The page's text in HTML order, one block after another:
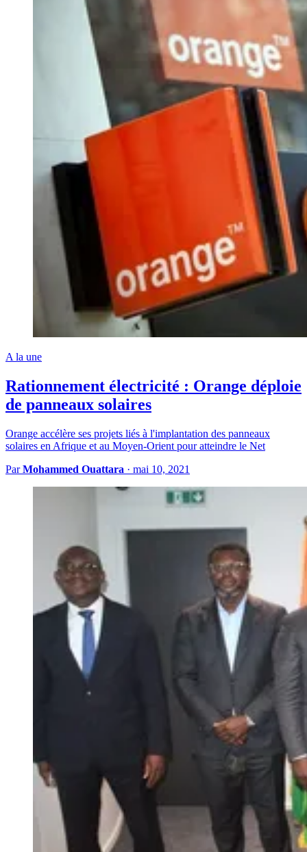
A la une
Rationnement électricité : Orange déploie
de panneaux solaires
Orange accélère ses projets liés à l'implantation des panneaux
solaires en Afrique et au Moyen-Orient pour atteindre le Net
ParMohammed Ouattara · mai 10, 2021